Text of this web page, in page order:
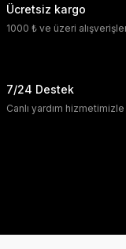
Ücretsiz kargo
1000 ₺ ve üzeri
7/24 Destek
Canlı yardım